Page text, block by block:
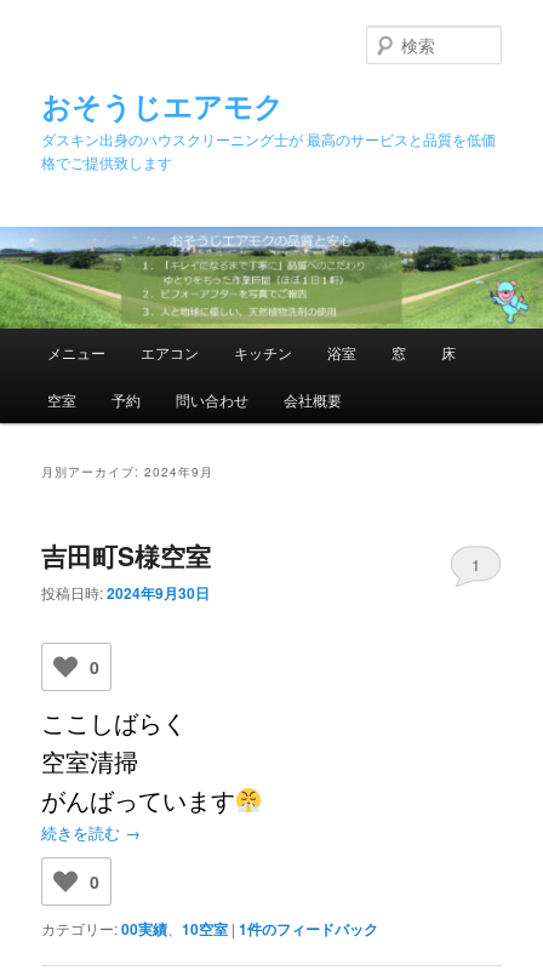
移
動
動
おそうじエアモク
ダスキン出身のハウスクリーニング士が 最高のサービスと品質を低価
格でご提供致します
索
メ
メニュー エアコン キッチン 浴室 窓 床
空室 予約 問い合わせ 会社概要
月別アーカイブ:2024年9月
吉田町S様空室
投稿日時:2024年9月30日
1
0
ここしばらく
空室清掃
がんばっています
続きを読む →
0
カテゴリー:00実績 、10空室 |1件のフィードバック